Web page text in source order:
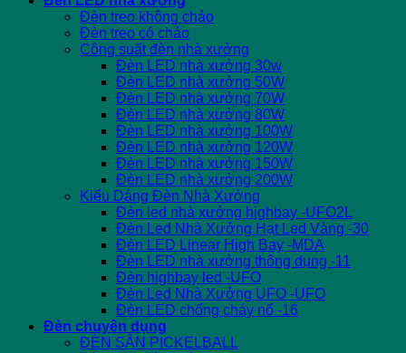
Đèn treo không chảo
Đèn treo có chảo
Công suất đèn nhà xưởng
Đèn LED nhà xưởng 30w
Đèn LED nhà xưởng 50W
Đèn LED nhà xưởng 70W
Đèn LED nhà xưởng 80W
Đèn LED nhà xưởng 100W
Đèn LED nhà xưởng 120W
Đèn LED nhà xưởng 150W
Đèn LED nhà xưởng 200W
Kiểu Dáng Đèn Nhà Xưởng
Đèn led nhà xưởng highbay -UFO2L
Đèn Led Nhà Xưởng Hạt Led Vàng -30
Đèn LED Linear High Bay -MDA
Đèn LED nhà xưởng thông dụng -11
Đèn highbay led -UFO
Đèn Led Nhà Xưởng UFO -UFO
Đèn LED chống cháy nổ -16
Đèn chuyên dụng
ĐÈN SÂN PICKELBALL